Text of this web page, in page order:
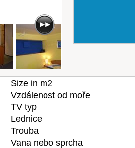
Size in m2
Vzdálenost od moře
TV typ
Lednice
Trouba
Vana nebo sprcha